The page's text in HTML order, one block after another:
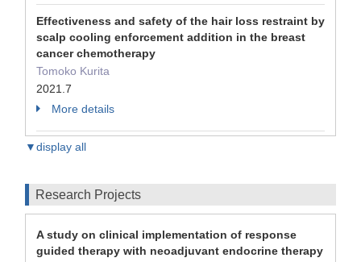
Effectiveness and safety of the hair loss restraint by
scalp cooling enforcement addition in the breast
cancer chemotherapy
Tomoko Kurita
2021.7
More details
▼display all
Research Projects
A study on clinical implementation of response
guided therapy with neoadjuvant endocrine therapy